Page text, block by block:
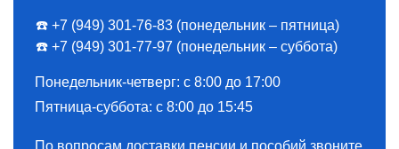
Архангельская область
Лешуконский район
(центр
☎️ +7 (949) 301-76-83 (понедельник – пятница)
☎️ +7 (949) 301-77-97 (понедельник – суббота)
Понедельник-четверг: с 8:00 до 17:00
Пятница-суббота: с 8:00 до 15:45
По вопросам доставки пенсии и пособий звоните